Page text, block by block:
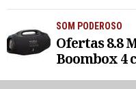
SOM PODEROSO
Ofertas 8.8
Boombox 4